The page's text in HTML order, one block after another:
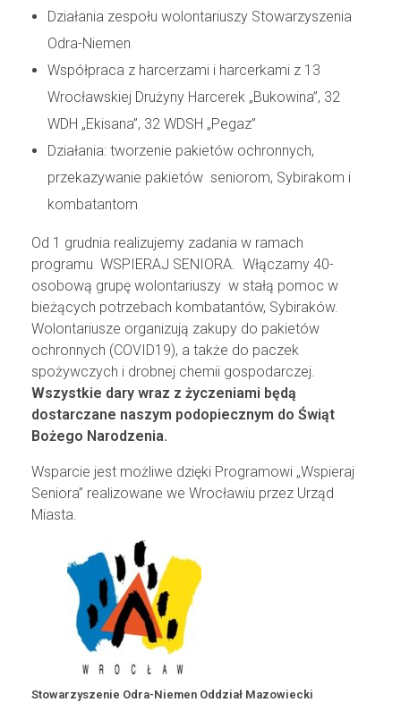
Działania zespołu wolontariuszy Stowarzyszenia
Odra-Niemen
Współpraca z harcerzami i harcerkami z 13
Wrocławskiej Drużyny Harcerek „Bukowina”, 32
WDH „Ekisana”, 32 WDSH „Pegaz”
Działania: tworzenie pakietów ochronnych,
przekazywanie pakietów seniorom, Sybirakom i
kombatantom
Od 1 grudnia realizujemy zadania w ramach
programu WSPIERAJ SENIORA. Włączamy 40-
osobową grupę wolontariuszy w stałą pomoc w
bieżących potrzebach kombatantów, Sybiraków.
Wolontariusze organizują zakupy do pakietów
ochronnych (COVID19), a także do paczek
spożywczych i drobnej chemii gospodarczej.
Wszystkie dary wraz z życzeniami będą
dostarczane naszym podopiecznym do Świąt
Bożego Narodzenia.
Wsparcie jest możliwe dzięki Programowi „Wspieraj
Seniora” realizowane we Wrocławiu przez Urząd
Miasta.
Stowarzyszenie Odra-Niemen Oddział Mazowiecki